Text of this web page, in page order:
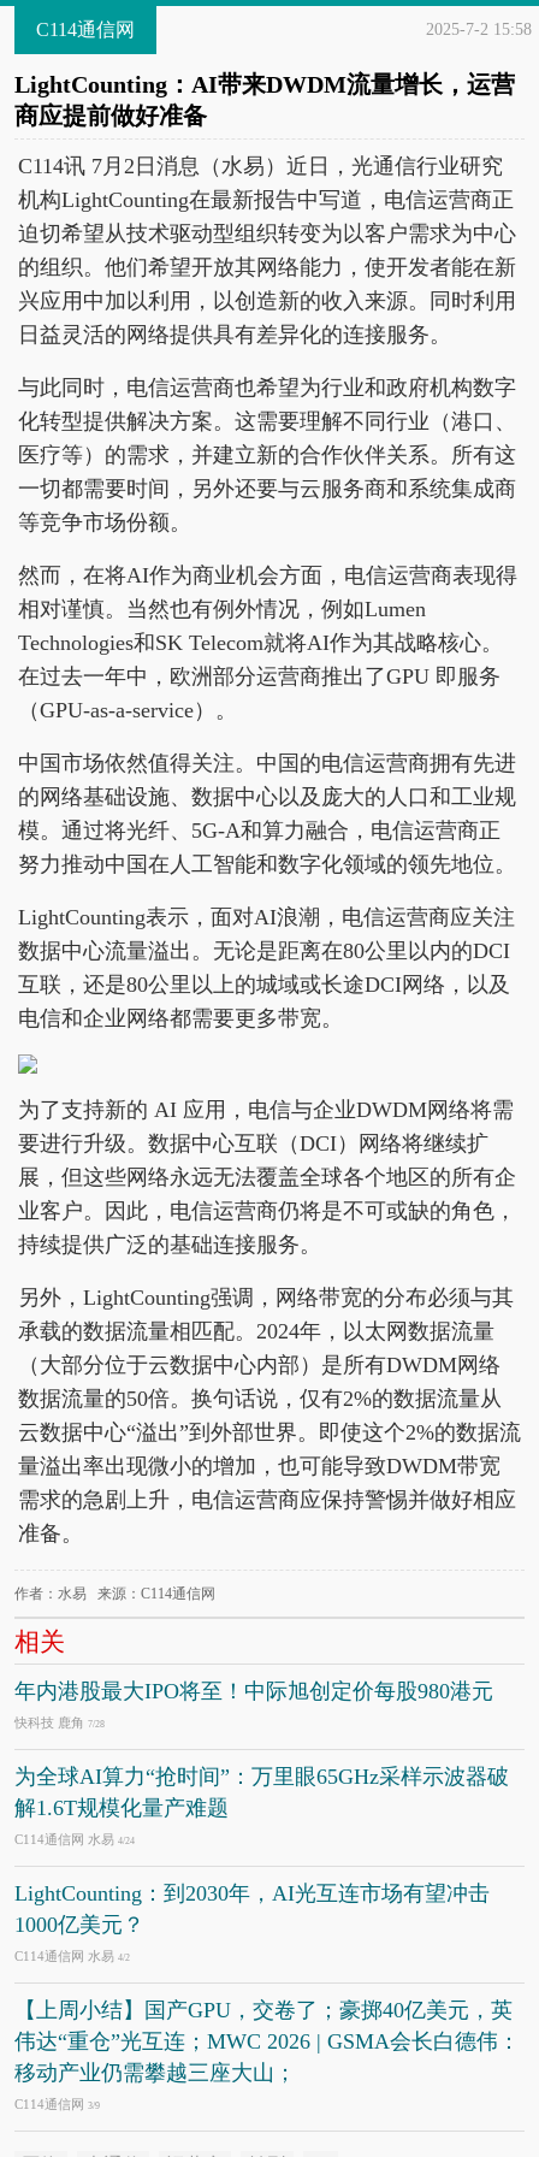
C114通信网 2025-7-2 15:58
LightCounting：AI带来DWDM流量增长，运营
商应提前做好准备
C114讯 7月2日消息（水易）近日，光通信行业研究
机构LightCounting在最新报告中写道，电信运营商正
迫切希望从技术驱动型组织转变为以客户需求为中心
的组织。他们希望开放其网络能力，使开发者能在新
兴应用中加以利用，以创造新的收入来源。同时利用
日益灵活的网络提供具有差异化的连接服务。
与此同时，电信运营商也希望为行业和政府机构数字
化转型提供解决方案。这需要理解不同行业（港口、
医疗等）的需求，并建立新的合作伙伴关系。所有这
一切都需要时间，另外还要与云服务商和系统集成商
等竞争市场份额。
然而，在将AI作为商业机会方面，电信运营商表现得
相对谨慎。当然也有例外情况，例如Lumen
Technologies和SK Telecom就将AI作为其战略核心。
在过去一年中，欧洲部分运营商推出了GPU 即服务
（GPU-as-a-service）。
中国市场依然值得关注。中国的电信运营商拥有先进
的网络基础设施、数据中心以及庞大的人口和工业规
模。通过将光纤、5G-A和算力融合，电信运营商正
努力推动中国在人工智能和数字化领域的领先地位。
LightCounting表示，面对AI浪潮，电信运营商应关注
数据中心流量溢出。无论是距离在80公里以内的DCI
互联，还是80公里以上的城域或长途DCI网络，以及
电信和企业网络都需要更多带宽。
为了支持新的 AI 应用，电信与企业DWDM网络将需
要进行升级。数据中心互联（DCI）网络将继续扩
展，但这些网络永远无法覆盖全球各个地区的所有企
业客户。因此，电信运营商仍将是不可或缺的角色，
持续提供广泛的基础连接服务。
另外，LightCounting强调，网络带宽的分布必须与其
承载的数据流量相匹配。2024年，以太网数据流量
（大部分位于云数据中心内部）是所有DWDM网络
数据流量的50倍。换句话说，仅有2%的数据流量从
云数据中心“溢出”到外部世界。即使这个2%的数据流
量溢出率出现微小的增加，也可能导致DWDM带宽
需求的急剧上升，电信运营商应保持警惕并做好相应
准备。
作者：水易 来源：C114通信网
相关
年内港股最大IPO将至！中际旭创定价每股980港元
快科技 鹿角 7/28
为全球AI算力“抢时间”：万里眼65GHz采样示波器破
解1.6T规模化量产难题
C114通信网 水易 4/24
LightCounting：到2030年，AI光互连市场有望冲击
1000亿美元？
C114通信网 水易 4/2
【上周小结】国产GPU，交卷了；豪掷40亿美元，英
伟达“重仓”光互连；MWC 2026 | GSMA会长白德伟：
移动产业仍需攀越三座大山；
C114通信网 3/9